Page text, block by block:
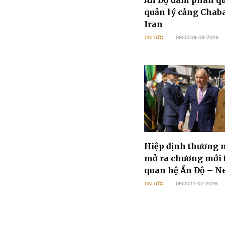
quản lý cảng
Iran
TIN TỨC 09:00 04-08-2026
Hiệp định thương
mở ra chương mới
quan hệ Ấn Độ –
Zealand
TIN TỨC 09:00 11-07-2026